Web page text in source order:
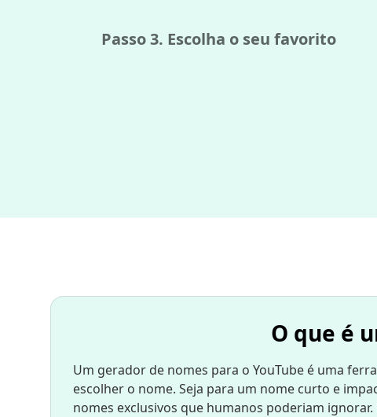
Passo 3. Escolha o seu favorito
O que é
Um gerador de nomes para o YouTube é uma
escolher o nome. Seja para um nome curto e
nomes exclusivos que humanos poderiam